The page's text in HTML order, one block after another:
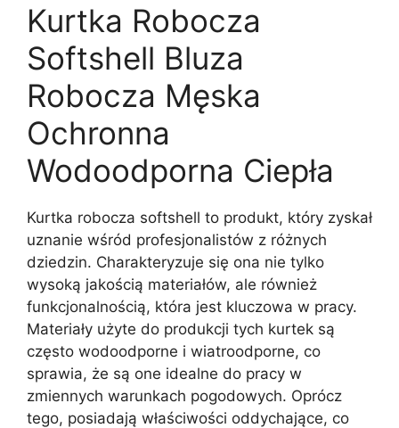
Kurtka Robocza
Softshell Bluza
Robocza Męska
Ochronna
Wodoodporna Ciepła
Kurtka robocza softshell to produkt, który zyskał
uznanie wśród profesjonalistów z różnych
dziedzin. Charakteryzuje się ona nie tylko
wysoką jakością materiałów, ale również
funkcjonalnością, która jest kluczowa w pracy.
Materiały użyte do produkcji tych kurtek są
często wodoodporne i wiatroodporne, co
sprawia, że są one idealne do pracy w
zmiennych warunkach pogodowych. Oprócz
tego, posiadają właściwości oddychające, co